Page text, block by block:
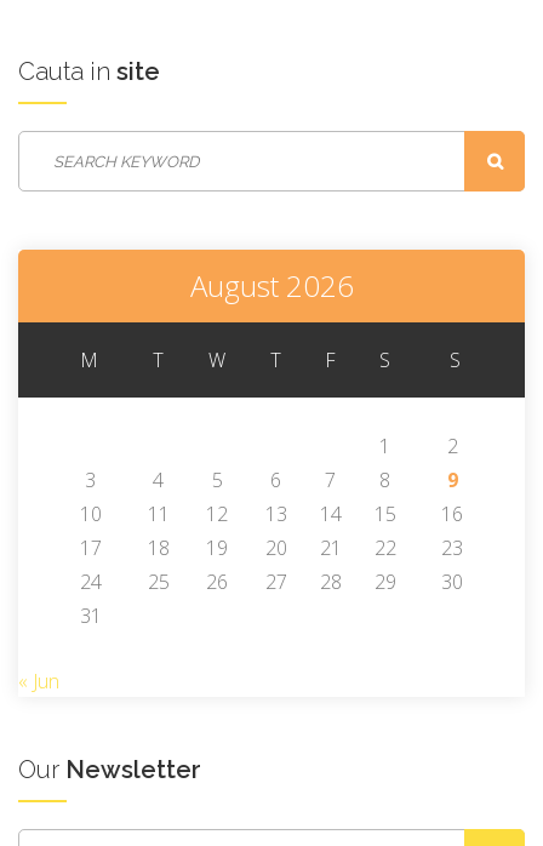
Cauta in site
August 2026
M T W T F S S
1
2
3
4 5 6 7 8
9
10
11 12 13 14 15
16
17
18 19 20 21 22
23
24
25 26 27 28 29
30
31
« Jun
Our Newsletter